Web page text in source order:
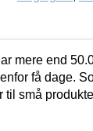
mere end
få dage.
til små